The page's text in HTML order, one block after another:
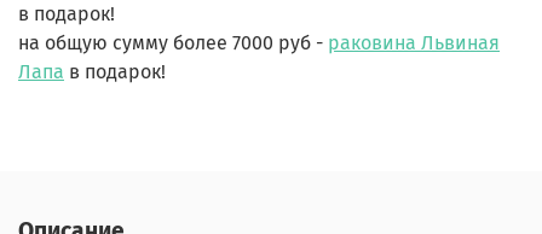
в подарок!
на общую сумму более 7000 руб - раковина Львиная
Лапа в подарок!